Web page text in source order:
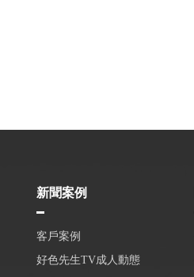
新聞案例
客戶案例
好色先生TV成人動態